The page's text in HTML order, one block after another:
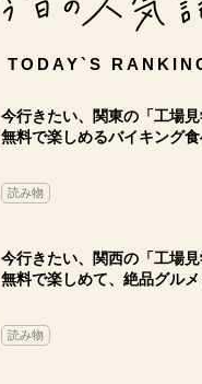
TODAY`S
今行きたい、関東の「工場見
無料で楽しめるバイキング
読み物
今行きたい、関西の「工場見
無料で楽しめて、絶品グル
読み物